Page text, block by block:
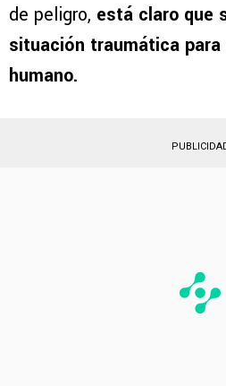
de peligro, está claro que
situación traumática
humano.